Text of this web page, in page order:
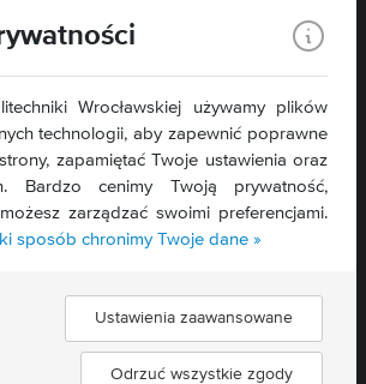
Wrocławskiej używamy plików
technologii, aby zapewnić poprawne
zapamiętać Twoje ustawienia oraz
Bardzo cenimy Twoją prywatność,
zarządzać swoimi preferencjami.
sposób chronimy Twoje dane »
Ustawienia zaawansowane
Odrzuć wszystkie zgody